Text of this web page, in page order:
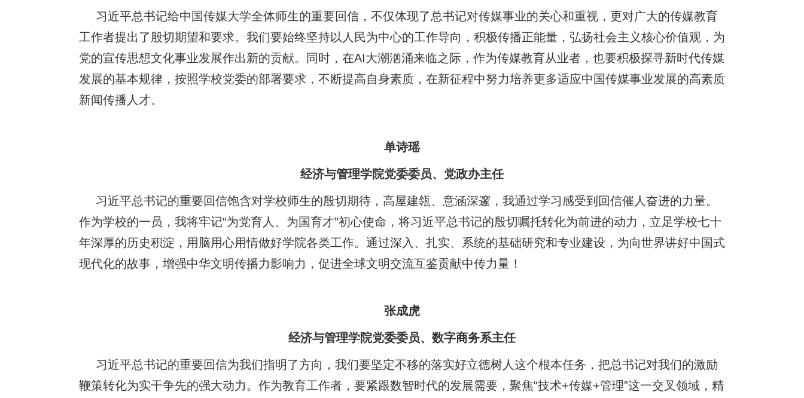
习近平总书记给中国传媒大学全体师生的重要回信，不仅体现了总书记对传媒事业的关心和重视，更对广大的传媒教育
工作者提出了殷切期望和要求。我们要始终坚持以人民为中心的工作导向，积极传播正能量，弘扬社会主义核心价值观，为
党的宣传思想文化事业发展作出新的贡献。同时，在AI大潮汹涌来临之际，作为传媒教育从业者，也要积极探寻新时代传媒
发展的基本规律，按照学校党委的部署要求，不断提高自身素质，在新征程中努力培养更多适应中国传媒事业发展的高素质
新闻传播人才。
单诗瑶
经济与管理学院党委委员、党政办主任
习近平总书记的重要回信饱含对学校师生的殷切期待，高屋建瓴、意涵深邃，我通过学习感受到回信催人奋进的力量。
作为学校的一员，我将牢记“为党育人、为国育才”初心使命，将习近平总书记的殷切嘱托转化为前进的动力，立足学校七十
年深厚的历史积淀，用脑用心用情做好学院各类工作。通过深入、扎实、系统的基础研究和专业建设，为向世界讲好中国式
现代化的故事，增强中华文明传播力影响力，促进全球文明交流互鉴贡献中传力量！
张成虎
经济与管理学院党委委员、数字商务系主任
习近平总书记的重要回信为我们指明了方向，我们要坚定不移的落实好立德树人这个根本任务，把总书记对我们的激励
鞭策转化为实干争先的强大动力。作为教育工作者，要紧跟数智时代的发展需要，聚焦“技术+传媒+管理”这一交叉领域，精